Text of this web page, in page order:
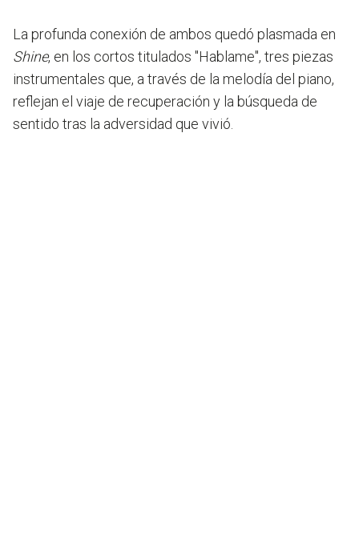
La profunda conexión de ambos quedó plasmada en
Shine, en los cortos titulados "Hablame", tres piezas
instrumentales que, a través de la melodía del piano,
reflejan el viaje de recuperación y la búsqueda de
sentido tras la adversidad que vivió.